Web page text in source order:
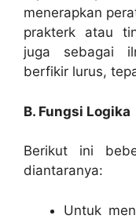
menerapkan
prakterk atau
juga sebagai
berfikir lurus,
B. Fungsi Logika
Berikut ini
diantaranya:
Untuk